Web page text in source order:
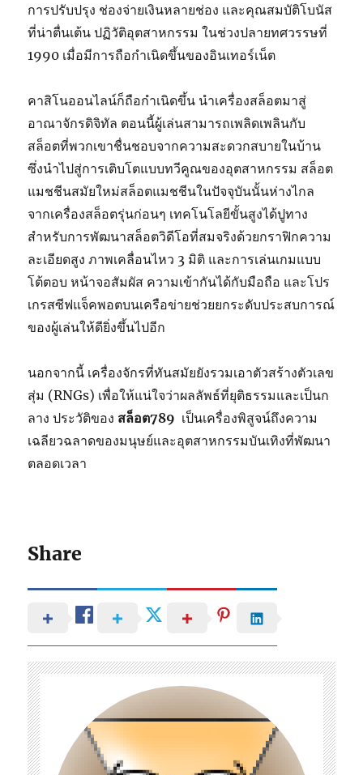
การปรับปรุง ช่องจ่ายเงินหลายช่อง และคุณสมบัติโบนัส
ที่น่าตื่นเต้น ปฏิวัติอุตสาหกรรม ในช่วงปลายทศวรรษที่
1990 เมื่อมีการถือกำเนิดขึ้นของอินเทอร์เน็ต
คาสิโนออนไลน์ก็ถือกำเนิดขึ้น นำเครื่องสล็อตมาสู่
อาณาจักรดิจิทัล ตอนนี้ผู้เล่นสามารถเพลิดเพลินกับ
สล็อตที่พวกเขาชื่นชอบจากความสะดวกสบายในบ้าน
ซึ่งนำไปสู่การเติบโตแบบทวีคูณของอุตสาหกรรม สล็อต
แมชชีนสมัยใหม่สล็อตแมชชีนในปัจจุบันนั้นห่างไกล
จากเครื่องสล็อตรุ่นก่อนๆ เทคโนโลยีขั้นสูงได้ปูทาง
สำหรับการพัฒนาสล็อตวิดีโอที่สมจริงด้วยกราฟิกความ
ละเอียดสูง ภาพเคลื่อนไหว 3 มิติ และการเล่นเกมแบบ
โต้ตอบ หน้าจอสัมผัส ความเข้ากันได้กับมือถือ และโปร
เกรสซีฟแจ็คพอตบนเครือข่ายช่วยยกระดับประสบการณ์
ของผู้เล่นให้ดียิ่งขึ้นไปอีก
นอกจากนี้ เครื่องจักรที่ทันสมัยยังรวมเอาตัวสร้างตัวเลข
สุ่ม (RNGs) เพื่อให้แน่ใจว่าผลลัพธ์ที่ยุติธรรมและเป็นก
ลาง ประวัติของ สล็อต789 เป็นเครื่องพิสูจน์ถึงความ
เฉลียวฉลาดของมนุษย์และอุตสาหกรรมบันเทิงที่พัฒนา
ตลอดเวลา
Share